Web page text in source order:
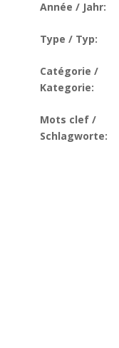
Année / Jahr:
Type / Typ:
Catégorie /
Kategorie:
Mots clef /
Schlagworte: